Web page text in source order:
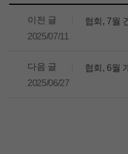
이전 글
2025/07/11
다음 글
협회, 6월
2025/06/27